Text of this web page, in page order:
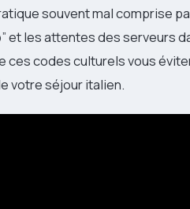
souvent mal comprise
et les attentes des serveurs
ces codes culturels vous
votre séjour italien.